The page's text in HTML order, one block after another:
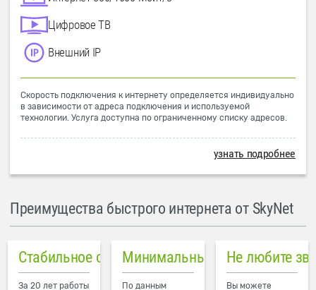
Цифровое ТВ
Внешний IP
Скорость подключения к интернету определяется индивидуально
в зависимости от адреса подключения и используемой
технологии. Услуга доступна по ограниченному списку адресов.
узнать подробнее
Преимущества быстрого интернета от SkyNet
Стабильное соединение
За 20 лет работы
Минимальный пинг в городе
По данным
Не любите
Вы можете